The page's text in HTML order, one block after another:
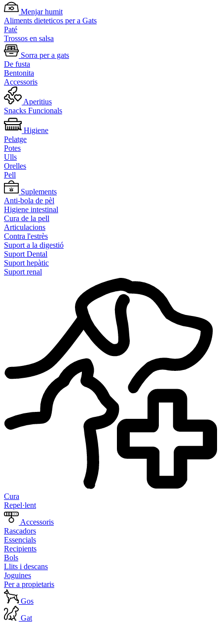
Menjar humit
Aliments dieteticos per a Gats
Paté
Trossos en salsa
Sorra per a gats
De fusta
Bentonita
Accessoris
Aperitius
Snacks Funcionals
Higiene
Pelatge
Potes
Ulls
Orelles
Pell
Suplements
Anti-bola de pèl
Higiene intestinal
Cura de la pell
Articulacions
Contra l'estrès
Suport a la digestió
Suport Dental
Suport hepàtic
Suport renal
Cura
Repel·lent
Accessoris
Rascadors
Essencials
Recipients
Bols
Llits i descans
Joguines
Per a propietaris
Gos
Gat